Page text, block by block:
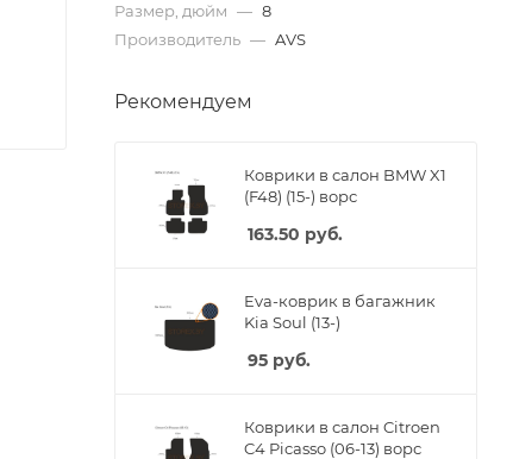
Размер, дюйм — 8
Производитель — AVS
Рекомендуем
Коврики в салон BMW X1
(F48) (15-) ворс
163.50 руб.
Eva-коврик в багажник
Kia Soul (13-)
95 руб.
Коврики в салон Citroen
C4 Picasso (06-13) ворс